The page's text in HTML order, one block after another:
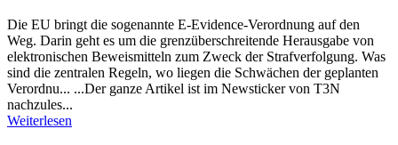
Die EU bringt die sogenannte E-Evidence-Verordnung auf den
Weg. Darin geht es um die grenzüberschreitende Herausgabe von
elektronischen Beweismitteln zum Zweck der Strafverfolgung. Was
sind die zentralen Regeln, wo liegen die Schwächen der geplanten
Verordnu... ...Der ganze Artikel ist im Newsticker von T3N
nachzules...
Weiterlesen